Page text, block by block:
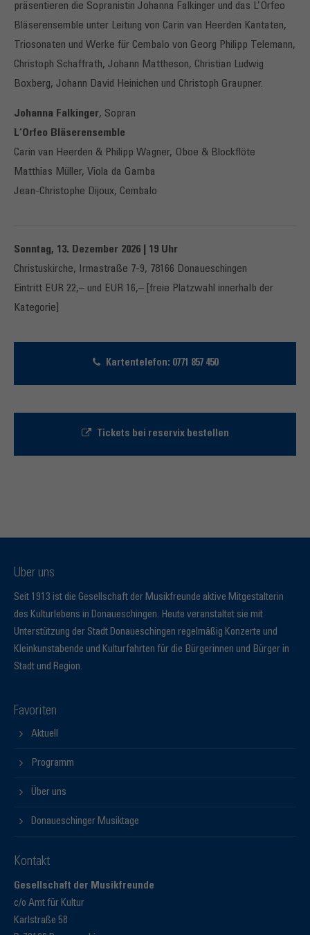
präsentieren die Sopranistin Johanna Falkinger und das L’Orfeo
Bläserensemble unter Leitung von Carin van Heerden Kantaten,
Triosonaten und Werke für Cembalo von Georg Philipp Telemann,
Christoph Schaffrath, Johann Mattheson, Christian Ludwig
Boxberg, Johann David Heinichen und Christoph Graupner.
Johanna Falkinger, Sopran
L‘Orfeo Bläserensemble
Carin van Heerden & Philipp Wagner, Oboe & Blockflöte
Matthias Müller, Viola da Gamba
Jean-Christophe Dijoux, Cembalo
Sonntag, 13. Dezember 2026 | 19 Uhr
Christuskirche, Irmastraße 7-9, 78166 Donaueschingen
Eintritt EUR 22,– und EUR 16,– [freie Platzwahl innerhalb der
Kategorie]
Kartentelefon: 0771 857 450
Tickets bei reservix bestellen
Über uns
Seit 1913 ist die Gesellschaft der Musikfreunde aktive Mitgestalterin
des Kulturlebens in Donaueschingen. Heute veranstaltet sie mit
Unterstützung der Stadt Donaueschingen regelmäßig Konzerte und
Kleinkunstabende und Kulturfahrten für die Bürgerinnen und Bürger in
Stadt und Region.
Favoriten
Aktuell
Programm
Über uns
Donaueschinger Musiktage
Kontakt
Gesellschaft der Musikfreunde
c/o Amt für Kultur
Karlstraße 58